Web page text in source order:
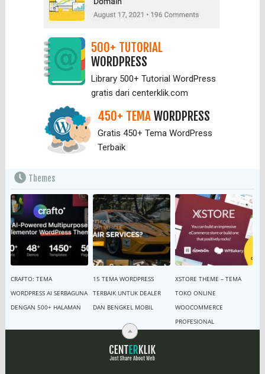
500+ TUTORIAL
WORDPRESS
Library 500+ Tutorial WordPress
gratis dari centerklik.com
450+ TEMAWORDPRESS
Gratis 450+ Tema WordPress
Terbaik
Themes
CRAFTO: TEMA
WORDPRESS AI SERBAGUNA
DENGAN 500+ HALAMAN
15 TEMA WORDPRESS
TERBAIK UNTUK DEALER
DAN BENGKEL MOBIL
XSTORE THEME – TEMA
TOKO ONLINE
WOOCOMMERCE
PROFESIONAL